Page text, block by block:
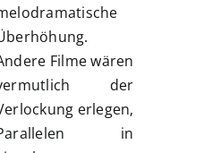
Filme wären
der
erlegen,
in